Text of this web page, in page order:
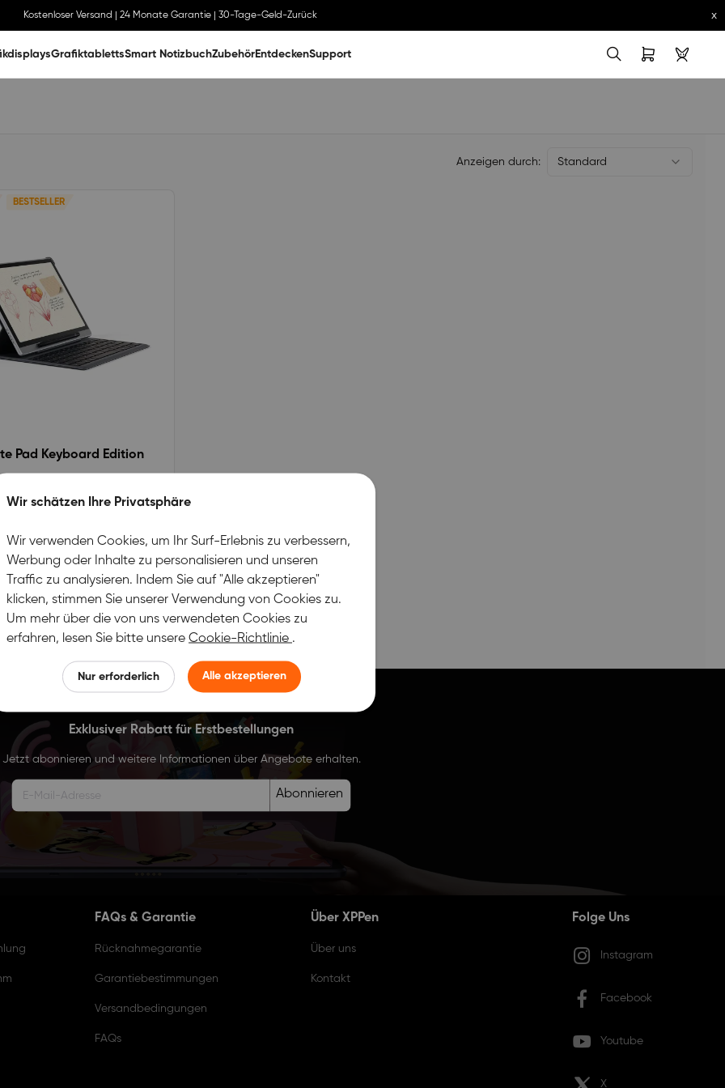
Kostenloser Versand | 24 Monate Garantie | 30-Tage-Geld-Zurück x
GrafiktablettsSmart NotizbuchZubehörEntdeckenSupport
Anzeigen durch: Standard
BESTSELLER
Pad Keyboard Edition
mit TastaturLesen oder
auf PapierNiedriges blaues Licht,
QWERTY Layout
|
und -antworten
1
Exklusiver Rabatt für Erstbestellungen
Jetzt abonnieren und weitere Informationen über Angebote erhalten.
Abonnieren
FAQs & Garantie
Rücknahmegarantie
Garantiebestimmungen
Versandbedingungen
FAQs
Über XPPen
Über uns
Kontakt
Folge Uns
Instagram
Facebook
Youtube
X
Wir schätzen Ihre Privatsphäre
Wir verwenden Cookies, um Ihr Surf-Erlebnis zu verbessern,
Werbung oder Inhalte zu personalisieren und unseren
Traffic zu analysieren. Indem Sie auf "Alle akzeptieren"
klicken, stimmen Sie unserer Verwendung von Cookies zu.
Um mehr über die von uns verwendeten Cookies zu
erfahren, lesen Sie bitte unsere Cookie-Richtlinie .
Nur erforderlich Alle akzeptieren